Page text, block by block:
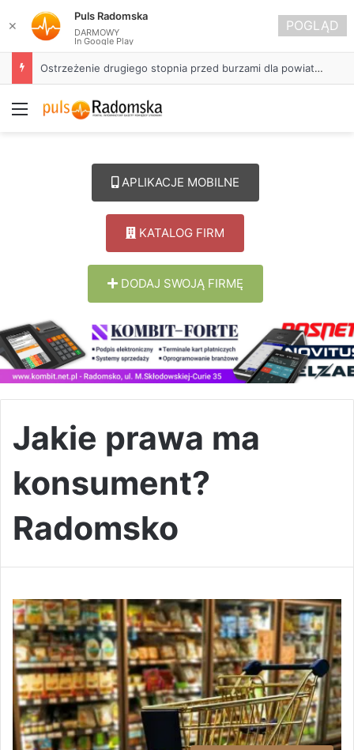
Ostrzeżenie drugiego stopnia przed burzami dla powiatu radomszczańskiego
Menu
APLIKACJE MOBILNE
KATALOG FIRM
DODAJ SWOJĄ FIRMĘ
Jakie prawa ma
konsument?
Radomsko
✕
Puls Radomska
DARMOWY
In Google Play
POGLĄD